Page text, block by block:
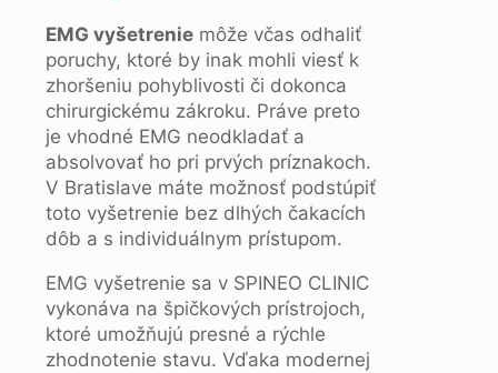
EMG vyšetrenie môže včas odhaliť
poruchy, ktoré by inak mohli viesť k
zhoršeniu pohyblivosti či dokonca
chirurgickému zákroku. Práve preto
je vhodné EMG neodkladať a
absolvovať ho pri prvých príznakoch.
V Bratislave máte možnosť podstúpiť
toto vyšetrenie bez dlhých čakacích
dôb a s individuálnym prístupom.
EMG vyšetrenie sa v SPINEO CLINIC
vykonáva na špičkových prístrojoch,
ktoré umožňujú presné a rýchle
zhodnotenie stavu. Vďaka modernej